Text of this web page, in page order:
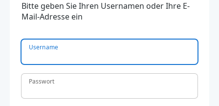
Bitte geben Sie Ihren Usernamen oder Ihre E-
Mail-Adresse ein
Username
Passwort